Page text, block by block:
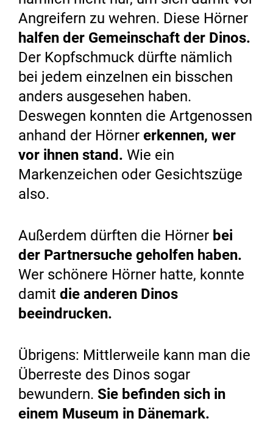
Angreifern zu wehren. Diese Hörner
halfen der Gemeinschaft der Dinos.
Der Kopfschmuck dürfte nämlich
bei jedem einzelnen ein bisschen
anders ausgesehen haben.
Deswegen konnten die Artgenossen
anhand der Hörner erkennen, wer
vor ihnen stand. Wie ein
Markenzeichen oder Gesichtszüge
also.
Außerdem dürften die Hörner bei
der Partnersuche geholfen haben.
Wer schönere Hörner hatte, konnte
damit die anderen Dinos
beeindrucken.
Übrigens: Mittlerweile kann man die
Überreste des Dinos sogar
bewundern. Sie befinden sich in
einem Museum in Dänemark.